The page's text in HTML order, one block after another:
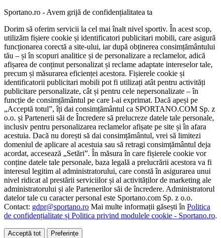
Sportano.ro - Avem grijă de confidențialitatea ta
Dorim să oferim servicii la cel mai înalt nivel sportiv. În acest scop,
utilizăm fișiere cookie și identificatori publicitari mobili, care asigură
funcționarea corectă a site-ului, iar după obținerea consimțământului
tău – și în scopuri analitice și de personalizare a reclamelor, adică
afișarea de conținut personalizat și reclame adaptate intereselor tale,
precum și măsurarea eficienței acestora. Fișierele cookie și
identificatorii publicitari mobili pot fi utilizați atât pentru activități
publicitare personalizate, cât și pentru cele nepersonalizate – în
funcție de consimțământul pe care l-ai exprimat. Dacă apeși pe
„Acceptă totul”, îți dai consimțământul ca SPORTANO.COM Sp. z
o.o. și Partenerii săi de Încredere să prelucreze datele tale personale,
inclusiv pentru personalizarea reclamelor afișate pe site și în afara
acestuia. Dacă nu dorești să dai consimțământul, vrei să limitezi
domeniul de aplicare al acestuia sau să retragi consimțământul deja
acordat, accesează „Setări”. În măsura în care fișierele cookie vor
conține datele tale personale, baza legală a prelucrării acestora va fi
interesul legitim al administratorului, care constă în asigurarea unui
nivel ridicat al prestării serviciilor și al activităților de marketing ale
administratorului și ale Partenerilor săi de încredere. Administratorul
datelor tale cu caracter personal este Sportano.com Sp. z o.o.
Contact: gdpr@sportano.ro Mai multe informații găsești în Politica
de confidențialitate și Politica privind modulele cookie - Sportano.ro.
Acceptă tot Preferințe